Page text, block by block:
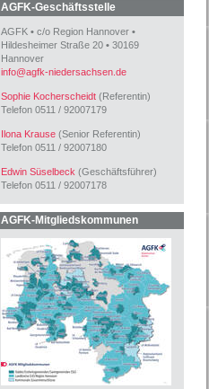
AGFK-Geschäftsstelle
AGFK • c/o Region Hannover•
Hildesheimer Straße 20• 30169
Hannover
info@agfk-niedersachsen.de
Sophie Kocherscheidt(Referentin)
Telefon 0511 / 92007179
Ilona Krause(Senior Referentin)
Telefon 0511 / 92007180
Edwin Süselbeck (Geschäftsführer)
Telefon 0511 / 92007178
AGFK-Mitgliedskommunen